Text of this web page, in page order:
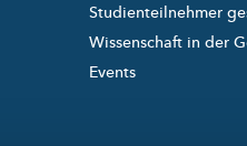
Studienteilnehmer
Wissenschaft in der
Events